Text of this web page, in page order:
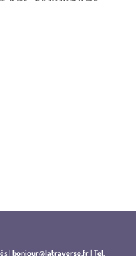
|bonjour@latraverse.fr| Tel.